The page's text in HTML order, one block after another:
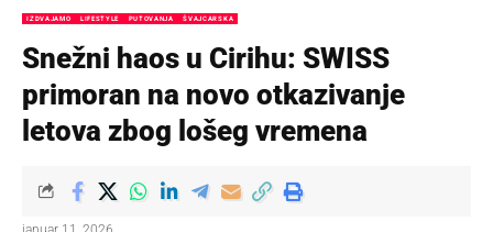
IZDVAJAMO LIFESTYLE PUTOVANJA ŠVAJCARSKA
Snežni haos u Cirihu: SWISS
primoran na novo otkazivanje
letova zbog lošeg vremena